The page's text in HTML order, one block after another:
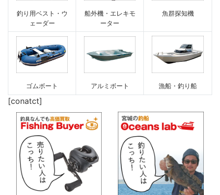
釣り用ベスト・ウ
ェーダー
船外機・エレキモ
ーター
魚群探知機
ゴムボート アルミボート 漁船・釣り船
[conatct]